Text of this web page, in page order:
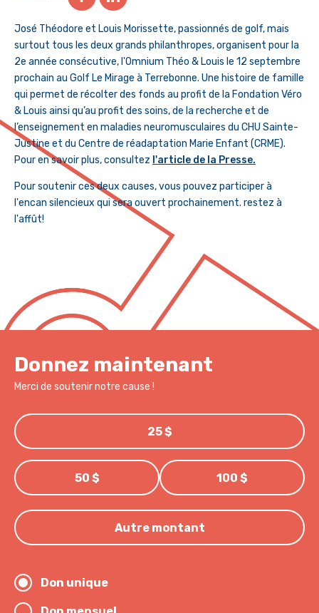
José Théodore et Louis Morissette, passionnés de golf, mais
surtout tous les deux grands philanthropes, organisent pour la
2e année consécutive, l'Omnium Théo & Louis le 12 septembre
prochain au Golf Le Mirage à Terrebonne. Une histoire de famille
qui permet de récolter des fonds au profit de la Fondation Véro
& Louis ainsi qu’au profit des soins, de la recherche et de
l’enseignement en maladies neuromusculaires du CHU Sainte-
Justine et du Centre de réadaptation Marie Enfant (CRME).
Pour en savoir plus, consultez l'article de la Presse.
Pour soutenir ces deux causes, vous pouvez participer à
l'encan silencieux qui sera ouvert prochainement. restez à
l'affût!
Donnez maintenant
Merci de soutenir notre cause !
25 $
50 $ 100 $
Autre montant
Don unique